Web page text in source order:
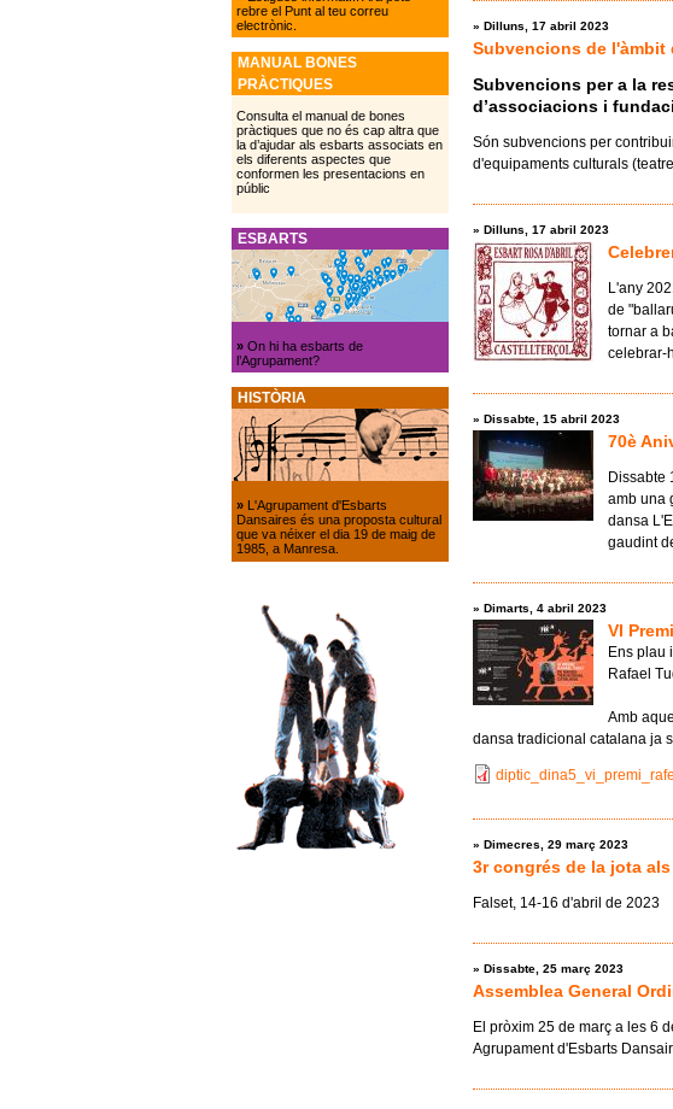
» Dilluns, 17 abril 2023
Subvencions de
Subvencions per a la
d’associacions i
Són subvencions per
d'equipaments culturals
» Dilluns, 17 abril 2023
L'any
de
tornar a
celebrar-
» Dissabte, 15 abril 2023
70è
Dissabte
amb una
dansa
gaudint
» Dimarts, 4 abril 2023
VI
Ens plau
Rafael
Amb
dansa tradicional catalana ja
» Dimecres, 29 març 2023
3r congrés de la jota
Falset, 14-16 d'abril de 2023
» Dissabte, 25 març 2023
Assemblea General
El pròxim 25 de març a les 6
Agrupament d'Esbarts
rebre el Punt al teu correu
electrònic.
MANUAL BONES
PRÀCTIQUES
Consulta el manual de bones
pràctiques que no és cap altra que
la d’ajudar als esbarts associats en
els diferents aspectes que
conformen les presentacions en
públic
ESBARTS
»On hi ha esbarts de
l’Agrupament?
HISTÒRIA
» L'Agrupament d'Esbarts
Dansaires és una proposta cultural
que va néixer el dia 19 de maig de
1985, a Manresa.